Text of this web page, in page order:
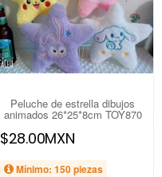
Peluche de estrella dibujos
animados 26*25*8cm TOY870
$28.00MXN
Mínimo: 150 piezas